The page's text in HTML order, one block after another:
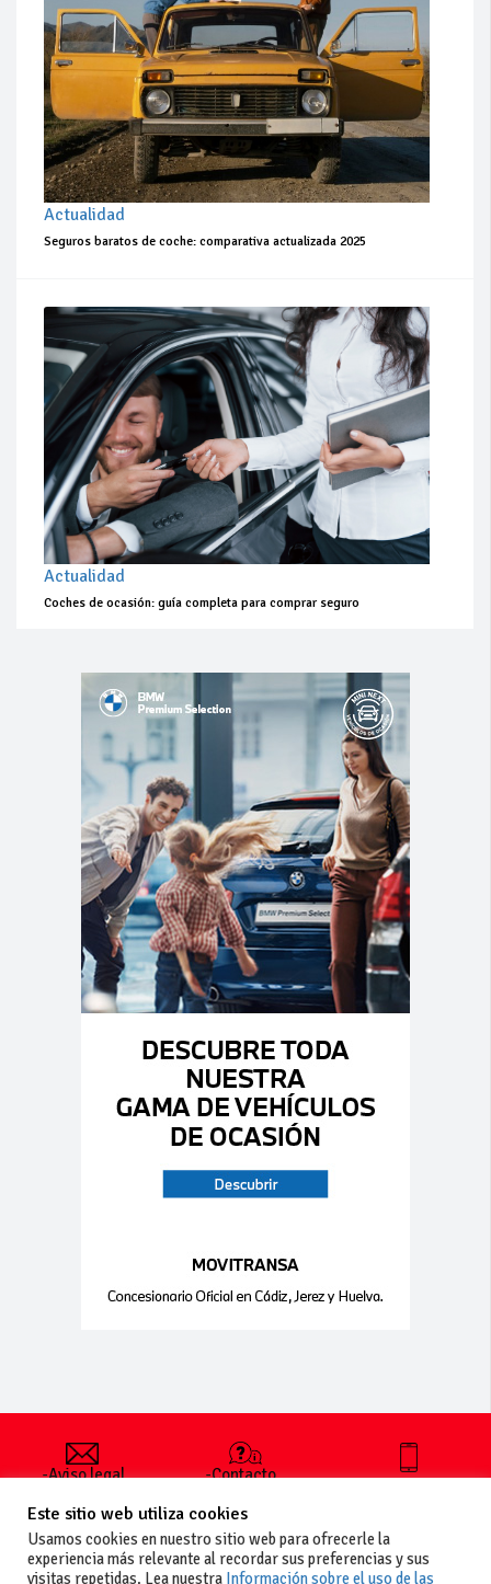
Actualidad
Seguros baratos de coche: comparativa actualizada 2025
Actualidad
Coches de ocasión: guía completa para comprar seguro
-Aviso legal
generales
de uso
-Política de
-Contacto
publicar un
anuncio
-Vende+
+34 627 35
Este sitio web utiliza cookies
Usamos cookies en nuestro sitio web para ofrecerle la
experiencia más relevante al recordar sus preferencias y sus
visitas repetidas. Lea nuestra Información sobre el uso de las